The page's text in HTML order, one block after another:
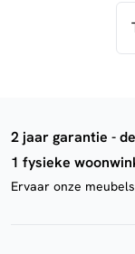
2 jaar garantie -
1 fysieke
Ervaar onze